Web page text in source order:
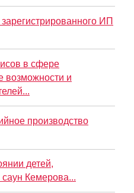
ИП
в сфере
возможности и
производство
детей,
Кемерова...